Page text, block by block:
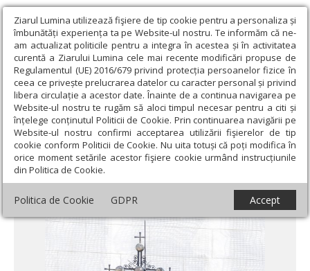
Ziarul Lumina utilizează fişiere de tip cookie pentru a personaliza și
îmbunătăți experiența ta pe Website-ul nostru. Te informăm că ne-
am actualizat politicile pentru a integra în acestea și în activitatea
curentă a Ziarului Lumina cele mai recente modificări propuse de
Regulamentul (UE) 2016/679 privind protecția persoanelor fizice în
ceea ce privește prelucrarea datelor cu caracter personal și privind
libera circulație a acestor date. Înainte de a continua navigarea pe
Website-ul nostru te rugăm să aloci timpul necesar pentru a citi și
înțelege conținutul Politicii de Cookie. Prin continuarea navigării pe
Website-ul nostru confirmi acceptarea utilizării fişierelor de tip
cookie conform Politicii de Cookie. Nu uita totuși că poți modifica în
orice moment setările acestor fişiere cookie urmând instrucțiunile
din Politica de Cookie.
Politica de Cookie GDPR Accept
Ziarul Lumina › Educaţie și Cultură › Interviu › Taina Cincizecimii
sau cum să devenim un popor înnoit
Taina Cincizecimii sau cum să devenim un
popor înnoit